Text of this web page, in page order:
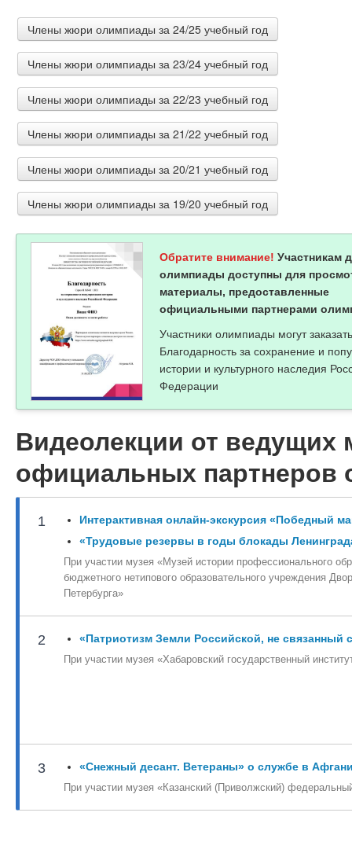
Члены жюри олимпиады за 24/25 учебный год
Лозовицкая Марина Юрьевна
Преподаватель ГБУ КО ПОО "Колледж информационных
Бандак Светлана Анатольевна
учитель ИЗО, технологии ГБОУ лицей 410
Члены жюри олимпиады за 23/24 учебный год
Рязанская Алена Владимировна
Учитель технологии, финансовой грамотности,
Ситникова Татьяна Александровна
Учитель технологии ГБОУ школа 181 Центрального
учитель Изобразительного искусства и черчения
Члены жюри олимпиады за 22/23 учебный год
Гафипова Альфия Фаритовна
Учитель изобразительного искусства и черчения
Руссело Светлана Валерьевна
учитель Изобразительного искусства и Черчения
Члены жюри олимпиады за 21/22 учебный год
Кутная Кутной Татьяне
учитель технологии и черчения МБОУ "СОШ № 6" г.
Захарова Оксана Юрьевна
учитель черчения МКОУ "Мыскаменская школа-
Члены жюри олимпиады за 20/21 учебный год
Иванов Анатолий Титович
Явгастин Артур Масхутович
Мастер производственного обучения ГАПОУ ГТТ г.
Баринкова Людмила Владимировна
зам.директора по УВР МАОУ "Ангарский лицей № 2
Жучкова Марина Юрьевна
учитель изобразительного искусства и черчения МБОУ
Шеина Галина Петровна
преподаватель дисциплин общепрофессионального
Павловская Анна Юрьевна
Учитель технологии МБОУ г. Керчи РК "Школа № 4 им.
Демченко Ирина Витальевна
Учитель черчения МБОУ СОШ N 9 города Каменск-
Степанова Светлана Николаевна
учитель ИЗО, черчения и технологии МОУ ИРМО
Члены жюри олимпиады за 19/20 учебный год
Ларина Любовь Александровна
преподпватель ГБПОУ НСО "БПК"
Велигорская Валентина Леонидовна
Преподаватель ГБПОУ "ЧХТТ"
Белослуцева Анастасия Александровна
Преподаватель КГБ ПОУ "Комсомольский-на-Амуре
учитель МАОУ " СОШ №24"
Обратите внимание! Участникам
олимпиады доступны для
материалы, предоставленные
официальными партнерами
Участники олимпиады могут заказать
Благодарность за сохранение и
истории и культурного наследия
Федерации
Видеолекции от ведущих
официальных партнеров
1
Интерактивная онлайн-экскурсия «Победный
«Трудовые резервы в годы блокады
При участии музея «Музей истории профессионального
бюджетного нетипового образовательного учреждения
Петербурга»
2 «Патриотизм Земли Российской, не связанный
При участии музея «Хабаровский государственный
3 «Снежный десант. Ветераны» о службе в
При участии музея «Казанский (Приволжский)